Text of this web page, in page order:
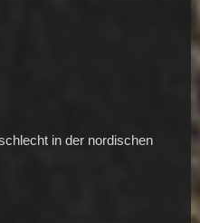
in der nordischen